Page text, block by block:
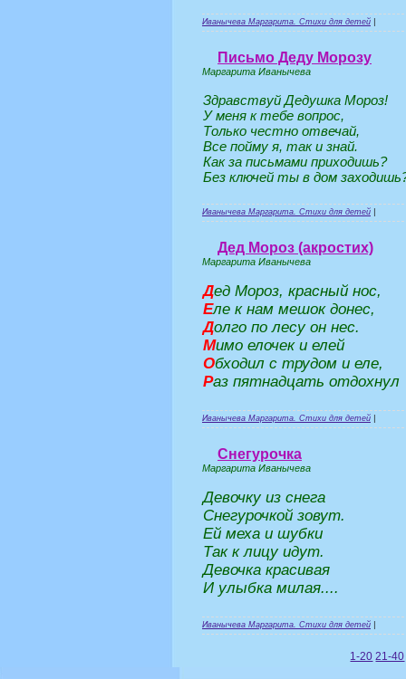
Иванычева Маргарита. Стихи для детей
Письмо Деду Морозу
Маргарита Иванычева
Здравствуй Дедушка Мороз!
У меня к тебе вопрос,
Только честно отвечай,
Все пойму я, так и знай.
Как за письмами приходишь?
Без ключей ты в дом
Иванычева Маргарита. Стихи для детей
Дед Мороз (акростих)
Маргарита Иванычева
Дед Мороз, красный нос,
Еле к нам мешок донес,
Долго по лесу он нес.
Мимо елочек и елей
Обходил с трудом и еле,
Раз пятнадцать отдохнул
Иванычева Маргарита. Стихи для детей
Снегурочка
Маргарита Иванычева
Девочку из снега
Снегурочкой зовут.
Ей меха и шубки
Так к лицу идут.
Девочка красивая
И улыбка милая....
Иванычева Маргарита. Стихи для детей
1-20 21-40